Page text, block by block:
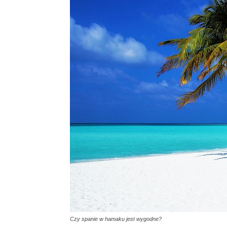
Czy spanie w hamaku jest wygodne?